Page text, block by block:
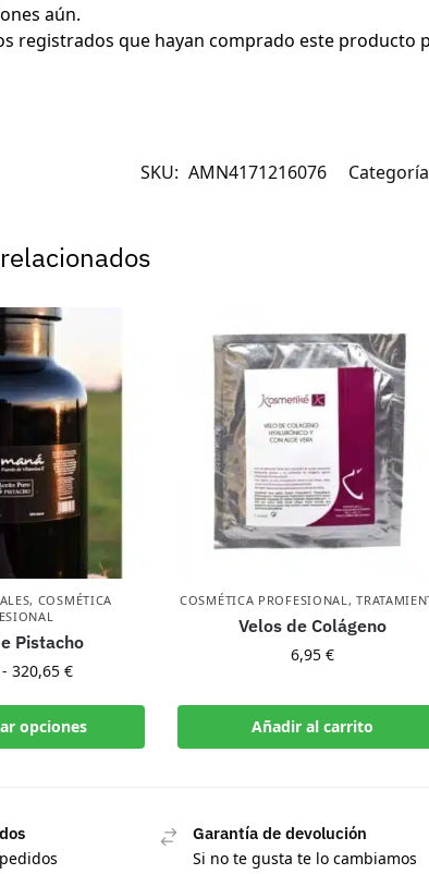
aún.
registrados que hayan comprado este producto
SKU: AMN4171216076
, COSMÉTICA
Pistacho
- 320,65 €
opciones
COSMÉTICA PROFESIONAL,
Velos de Colágeno
6,95 €
Añadir al carrito
Garantía de devolución
Si no te gusta te lo cambiamos